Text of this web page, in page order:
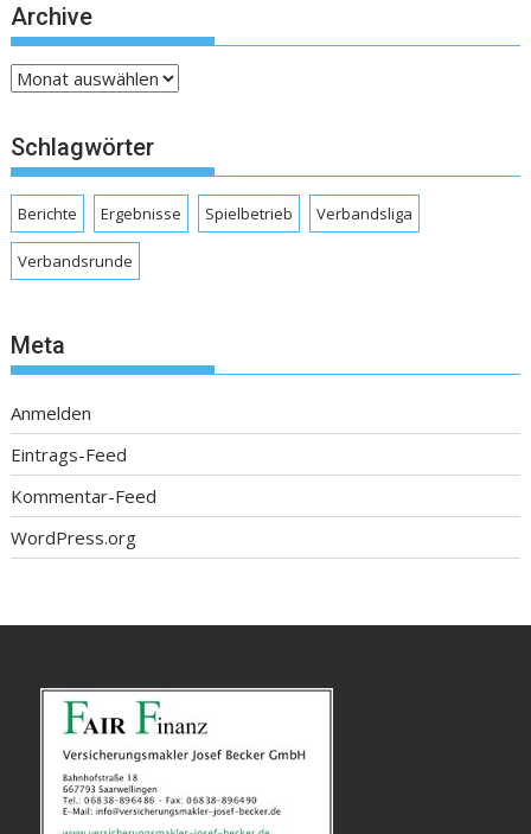
Archive
Archive
Schlagwörter
Berichte Ergebnisse Spielbetrieb Verbandsliga
Verbandsrunde
Meta
Anmelden
Eintrags-Feed
Kommentar-Feed
WordPress.org